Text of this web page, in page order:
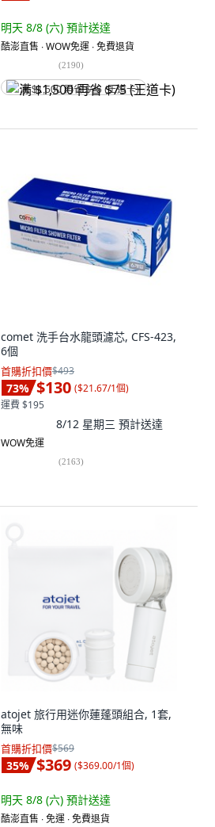
明天 8/8 (六) 預計送達
酷澎直售 ∙ WOW免運 ∙ 免費退貨
(2190)
满 $1,500 再省 $75 (王道卡)
comet 洗手台水龍頭濾芯, CFS-423,
6個
首購折扣價$493
73% $130 ($21.67/1個)
運費 $195
8/12 星期三 預計送達
WOW免運
(2163)
atojet 旅行用迷你蓮蓬頭組合, 1套,
無味
首購折扣價$569
35% $369 ($369.00/1個)
明天 8/8 (六) 預計送達
酷澎直售 ∙ 免運 ∙ 免費退貨